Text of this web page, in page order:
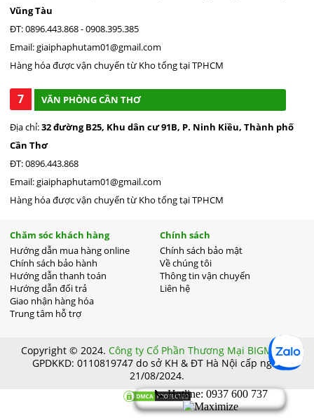
Thông tin xuất xứ, bảo hành
Japan (Nhật Bản), lắp ráp tại Trung Quốc. Sản phẩmđược bảo
Quốc.
Vũng Tàu
ĐT: 0896.443.868 - 0908.395.385
Email: giaiphaphutam01@gmail.com
Hàng hóa được vận chuyển từ Kho tổng tại TPHCM
7 VĂN PHÒNG CẦN THƠ
Địa chỉ:32 đường B25, Khu dân cư 91B, P. Ninh Kiều, Thành phố
Cần Thơ
ĐT: 0896.443.868
Email: giaiphaphutam01@gmail.com
Hàng hóa được vận chuyển từ Kho tổng tại TPHCM
Chăm sóc khách hàng
Hướng dẫn mua hàng online
Chính sách bảo hành
Hướng dẫn thanh toán
Hướng dẫn đổi trả
Giao nhận hàng hóa
Trung tâm hỗ trợ
Chính sách
Chính sách bảo mật
Về chúng tôi
Thông tin vận chuyển
Liên hệ
Copyright © 2024. Công ty Cổ Phần Thương Mại BIGMART.
GPDKKD: 0110819747 do sở KH & ĐT Hà Nội cấp ngày
21/08/2024.